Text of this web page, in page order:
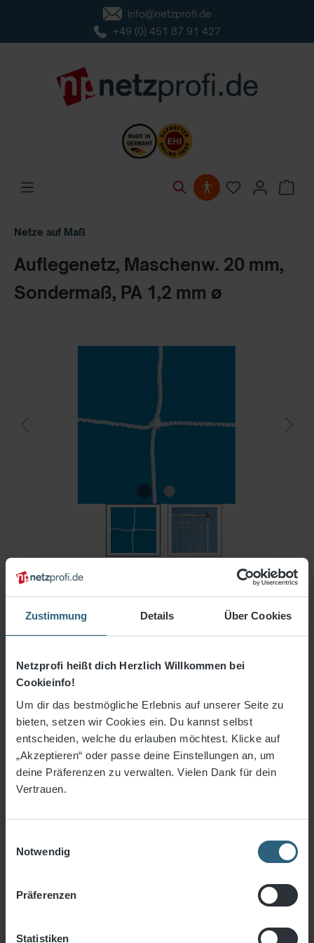
Zustimmung Details Über Cookies
Netzprofi heißt dich Herzlich Willkommen bei
Cookieinfo!
Um dir das bestmögliche Erlebnis auf unserer Seite zu
bieten, setzen wir Cookies ein. Du kannst selbst
entscheiden, welche du erlauben möchtest. Klicke auf
„Akzeptieren“ oder passe deine Einstellungen an, um
deine Präferenzen zu verwalten. Vielen Dank für dein
Vertrauen.
Notwendig
Präferenzen
Statistiken
info@netzprofi.de
+49 (0) 451 87 91 427
Netze auf Maß
Auflegenetz, Maschenw. 20 mm,
Sondermaß, PA 1,2 mm ø
Ihr Wunschmaß
Preis pro m²:16,53 €/ m²
Netzgröße: 1 x 0,5 m
Randverstärkung "Standard" Netzkante gesäumt
ca. 6 mm ø hinzufügen, 0,90 € pro lfm.
8,26 €*
ab0.5 m²
ab3 m² 13,77 €* / m²
ab5 m²
ab30 m²